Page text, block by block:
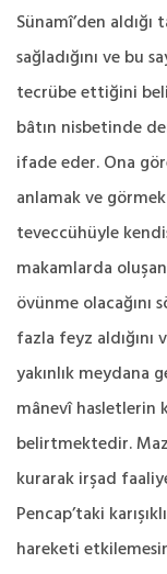
Sünamî’den
sağladığını ve bu
tecrübe ettiğini
bâtın nisbetinde
ifade eder. Ona
anlamak ve
teveccühüyle
makamlarda
övünme olacağını
fazla feyz
yakınlık meydana
mânevî hasletlerin
belirtmektedir.
kurarak irşad
Pencap’taki
hareketi